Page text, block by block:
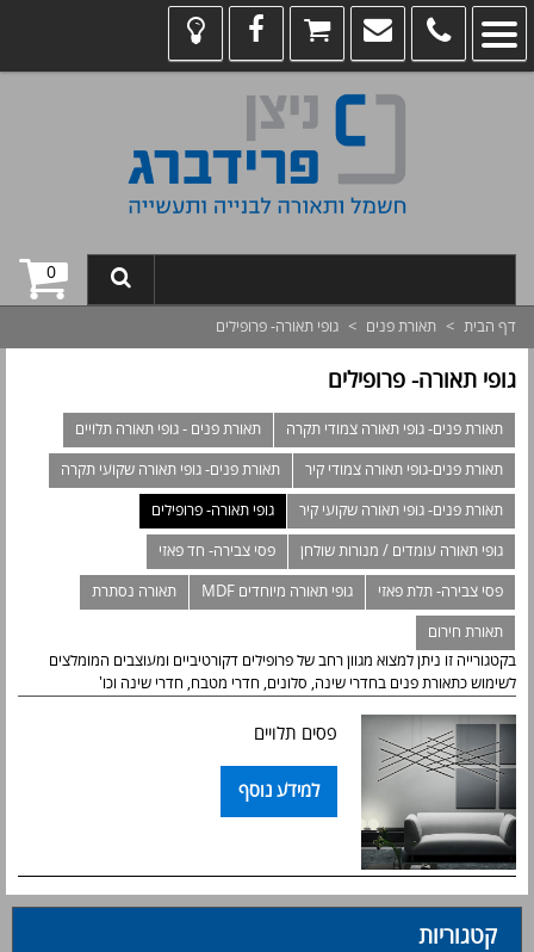
0
דף הבית > תאורת פנים > גופי תאורה- פרופילים
גופי תאורה- פרופילים
תאורת פנים- גופי תאורה צמודי תקרה תאורת פנים - גופי תאורה תלויים
תאורת פנים-גופי תאורה צמודי קיר תאורת פנים- גופי תאורה שקועי תקרה
תאורת פנים- גופי תאורה שקועי קיר גופי תאורה- פרופילים
גופי תאורה עומדים / מנורות שולחן פסי צבירה- חד פאזי
פסי צבירה- תלת פאזי גופי תאורה מיוחדים MDF תאורה נסתרת
תאורת חירום
בקטגורייה זו ניתן למצוא מגוון רחב של פרופילים דקורטיביים ומעוצבים המומלצים
לשימוש כתאורת פנים בחדרי שינה, סלונים, חדרי מטבח, חדרי שינה וכו'
פסים תלויים
למידע נוסף
קטגוריות